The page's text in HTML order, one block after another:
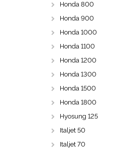
Honda 800
Honda 900
Honda 1000
Honda 1100
Honda 1200
Honda 1300
Honda 1500
Honda 1800
Hyosung 125
Italjet 50
Italjet 70